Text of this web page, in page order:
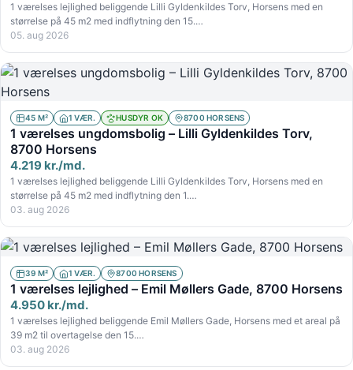
1 værelses lejlighed beliggende Lilli Gyldenkildes Torv, Horsens med en
størrelse på 45 m2 med indflytning den 15.…
05. aug 2026
45 M² 1 VÆR. HUSDYR OK 8700 HORSENS
1 værelses ungdomsbolig – Lilli Gyldenkildes Torv,
8700 Horsens
4.219 kr./md.
1 værelses lejlighed beliggende Lilli Gyldenkildes Torv, Horsens med en
størrelse på 45 m2 med indflytning den 1.…
03. aug 2026
39 M² 1 VÆR. 8700 HORSENS
1 værelses lejlighed – Emil Møllers Gade, 8700 Horsens
4.950 kr./md.
1 værelses lejlighed beliggende Emil Møllers Gade, Horsens med et areal på
39 m2 til overtagelse den 15.…
03. aug 2026